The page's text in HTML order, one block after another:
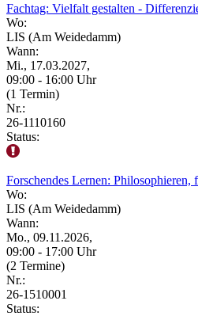
Fachtag: Vielfalt gestalten -
Wo:
LIS (Am Weidedamm)
Wann:
Mi., 17.03.2027,
09:00 - 16:00 Uhr
(1 Termin)
Nr.:
26-1110160
Status:
Forschendes Lernen: Philosophieren,
Wo:
LIS (Am Weidedamm)
Wann:
Mo., 09.11.2026,
09:00 - 17:00 Uhr
(2 Termine)
Nr.:
26-1510001
Status: